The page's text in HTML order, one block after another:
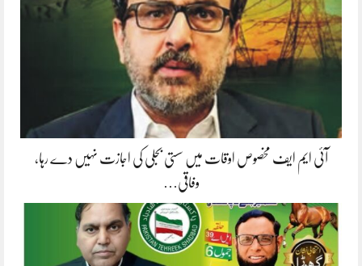
آئی ایم ایف مخصوص اوقات میں سستی بجلی کی اجازت نہیں دے رہا،
وفاقی…